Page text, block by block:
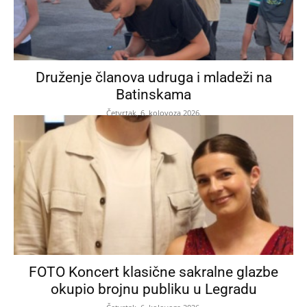
Druženje članova udruga i mladeži na
Batinskama
Četvrtak, 6. kolovoza 2026.
FOTO Koncert klasične sakralne glazbe
okupio brojnu publiku u Legradu